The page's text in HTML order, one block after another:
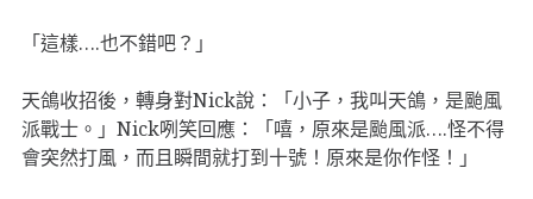
「這樣….也不錯吧？」
天鴿收招後，轉身對Nick說：「小子，我叫天鴿，是颱風
派戰士。」Nick咧笑回應：「嘻，原來是颱風派….怪不得
會突然打風，而且瞬間就打到十號！原來是你作怪！」